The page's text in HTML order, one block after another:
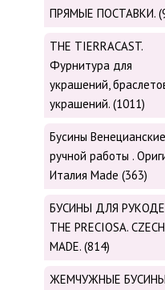
ПРЯМЫЕ ПОСТАВКИ.
THE TIERRACAST.
Фурнитура для
украшений,
украшений. (1011)
Бусины Венецианские
ручной работы .
Италия Made (363)
БУСИНЫ ДЛЯ
THE PRECIOSA. CZECH
MADE. (814)
ЖЕМЧУЖНЫЕ БУСИНЫ